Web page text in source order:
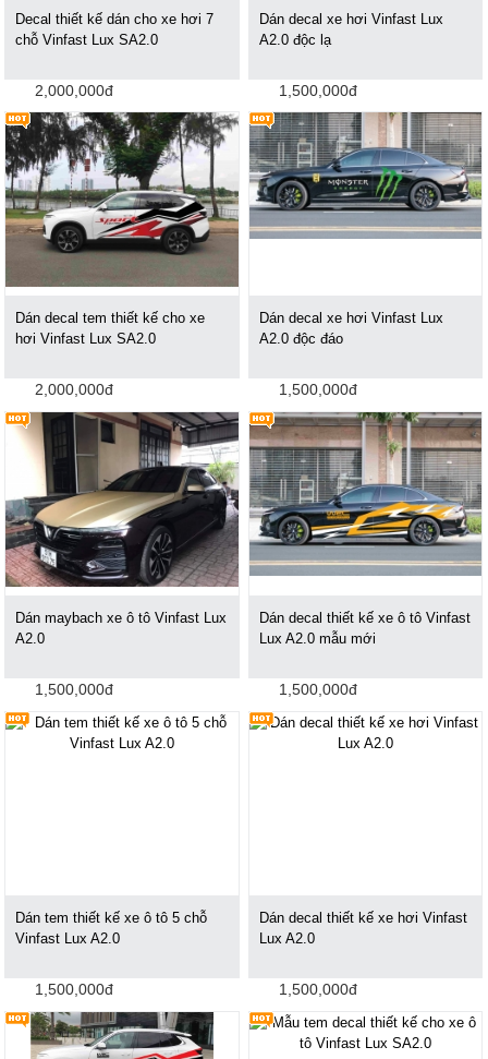
Decal thiết kế dán cho xe hơi 7
chỗ Vinfast Lux SA2.0
2,000,000đ
Dán decal xe hơi Vinfast Lux
A2.0 độc lạ
1,500,000đ
Dán decal tem thiết kế cho xe
hơi Vinfast Lux SA2.0
2,000,000đ
Dán decal xe hơi Vinfast Lux
A2.0 độc đáo
1,500,000đ
Dán maybach xe ô tô Vinfast Lux
A2.0
1,500,000đ
Dán decal thiết kế xe ô tô Vinfast
Lux A2.0 mẫu mới
1,500,000đ
Dán tem thiết kế xe ô tô 5 chỗ
Vinfast Lux A2.0
1,500,000đ
Dán decal thiết kế xe hơi Vinfast
Lux A2.0
1,500,000đ